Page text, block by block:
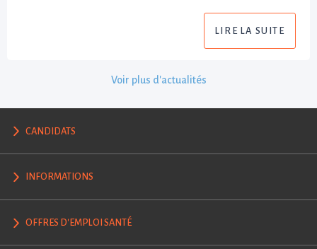
LIRE LA SUITE
Voir plus d'actualités
CANDIDATS
INFORMATIONS
OFFRES D'EMPLOI SANTÉ